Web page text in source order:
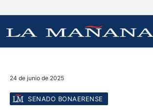
24 de junio de 2025
SENADO BONAERENSE